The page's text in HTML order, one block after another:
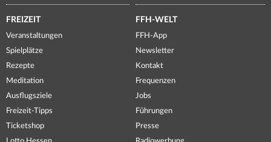
FREIZEIT
Veranstaltungen
Spielplätze
Rezepte
Meditation
Ausflugsziele
Freizeit-Tipps
Ticketshop
FFH-WELT
FFH-App
Newsletter
Kontakt
Frequenzen
Jobs
Führungen
Presse